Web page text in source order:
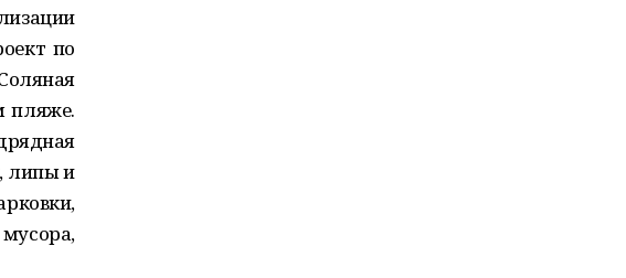
ект по
пляже.
липы и
ора,